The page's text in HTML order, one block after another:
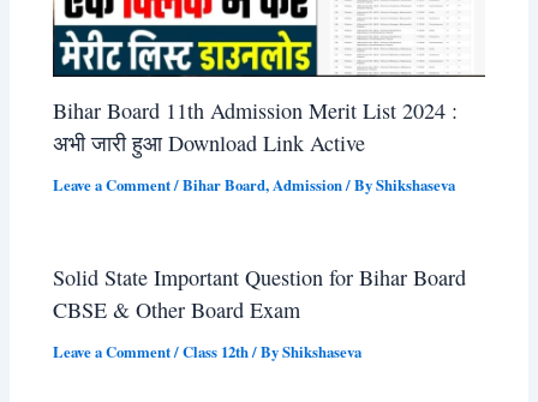
Bihar Board 11th Admission Merit List 2024 :
अभी जारी हुआ Download Link Active
Leave a Comment/Bihar Board,Admission/ ByShikshaseva
Solid State Important Question for Bihar Board
CBSE & Other Board Exam
Leave a Comment/Class 12th/ ByShikshaseva